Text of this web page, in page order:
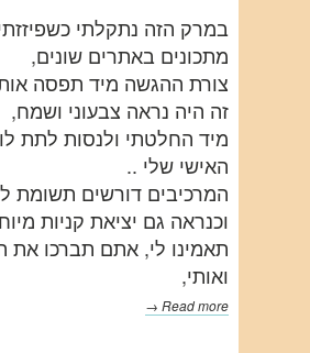
במרק הזה נתקלתי
מתכונים באתרים שונים,
צורת ההגשה מיד תפסה
זה היה נראה צבעוני ושמח,
מיד החלטתי ולנסות לתת
האישי שלי ..
המרכיבים דורשים תשומת
וכנראה גם יציאת קניות
תאמינו לי, אתם תברכו את
ואותי,
Read more →